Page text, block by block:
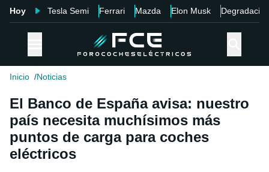
Hoy Tesla Semi Ferrari Mazda Elon Musk Degradación
Inicio Noticias
El Banco de España avisa: nuestro
país necesita muchísimos más
puntos de carga para coches
eléctricos